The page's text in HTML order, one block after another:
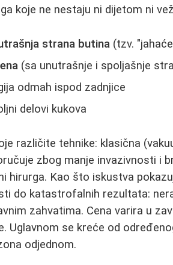
koje ne nestaju ni dijetom ni
strana butina (tzv.
(sa unutrašnje i spoljašnje
odmah ispod zadnjice
delovi kukova
različite tehnike: klasična
zbog manje invazivnosti i
hirurga. Kao što iskustva
do katastrofalnih rezultata:
zahvatima. Cena varira u
Uglavnom se kreće od
odjednom.